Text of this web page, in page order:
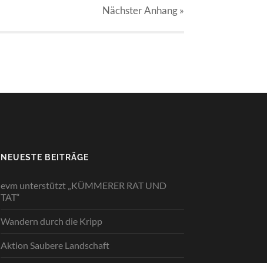
NächsterAnhang»
NEUESTE BEITRÄGE
evm unterstützt „KÜMMERER RAT UND
TAT“
Wandern durch die Kripp
Aktion Saubere Landschaft